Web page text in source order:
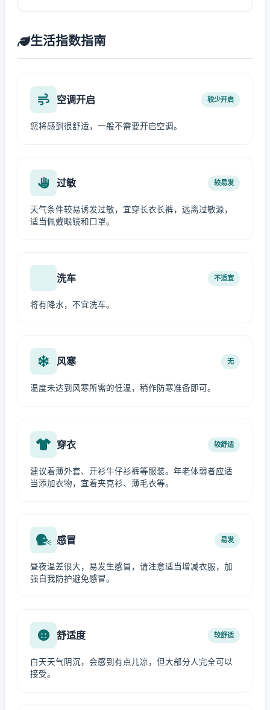
生活指数指南
空调开启 较少开启
您将感到很舒适，一般不需要开启空调。
过敏 较易发
天气条件较易诱发过敏，宜穿长衣长裤，远离过敏源，
适当佩戴眼镜和口罩。
洗车 不适宜
将有降水，不宜洗车。
风寒 无
温度未达到风寒所需的低温，稍作防寒准备即可。
穿衣 较舒适
建议着薄外套、开衫牛仔衫裤等服装。年老体弱者应适
当添加衣物，宜着夹克衫、薄毛衣等。
感冒 易发
昼夜温差很大，易发生感冒，请注意适当增减衣服，加
强自我防护避免感冒。
舒适度 较舒适
白天天气阴沉，会感到有点儿凉，但大部分人完全可以
接受。